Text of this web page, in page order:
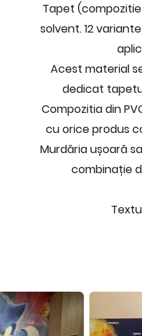
Tapet
solvent. 12
Acest material
dedicat
Compozitia din
cu orice produs
Murdăria ușoară
combinație